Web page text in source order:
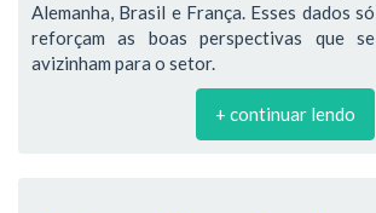
Alemanha, Brasil e França. Esses dados só
reforçam as boas perspectivas que se
avizinham para o setor.
+ continuar lendo